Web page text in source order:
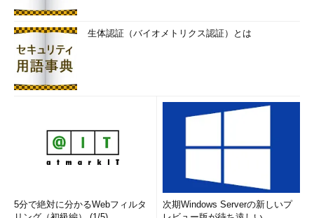
生体認証（バイオメトリクス認証）とは
5分で絶対に分かるWebフィルタ
次期Windows Serverの新しいプ